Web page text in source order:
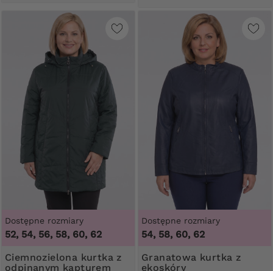
Dostępne rozmiary
52, 54, 56, 58, 60, 62
Ciemnozielona kurtka z
odpinanym kapturem
Dostępne rozmiary
54, 58, 60, 62
Granatowa kurtka z
ekoskóry